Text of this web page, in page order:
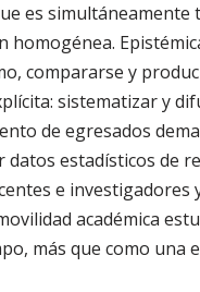
es simultáneamente
compararse y
sistematizar y
de egresados
estadísticos de
e investigadores
académica
más que como una